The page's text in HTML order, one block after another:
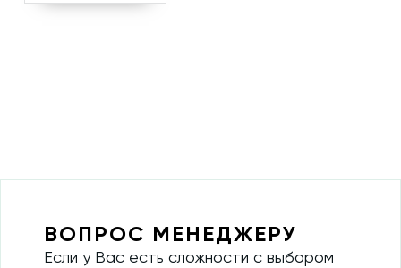
ВОПРОС МЕНЕДЖЕРУ
Если у Вас есть сложности с выбором